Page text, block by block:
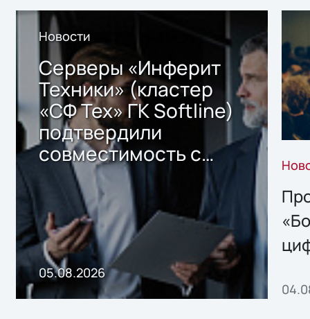
Новости
Серверы «Инферит
Техники» (кластер
«СФ Тех» ГК Softline)
подтвердили
совместимость с
решением Sharx
Storage 2.x для
хранения данных
05.08.2026